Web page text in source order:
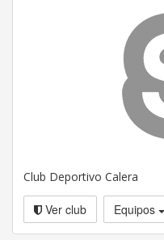
Club Deportivo Calera
Ver club Equipos